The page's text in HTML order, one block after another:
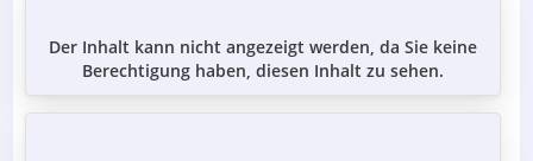
Der Inhalt kann nicht angezeigt werden, da Sie keine
Berechtigung haben, diesen Inhalt zu sehen.